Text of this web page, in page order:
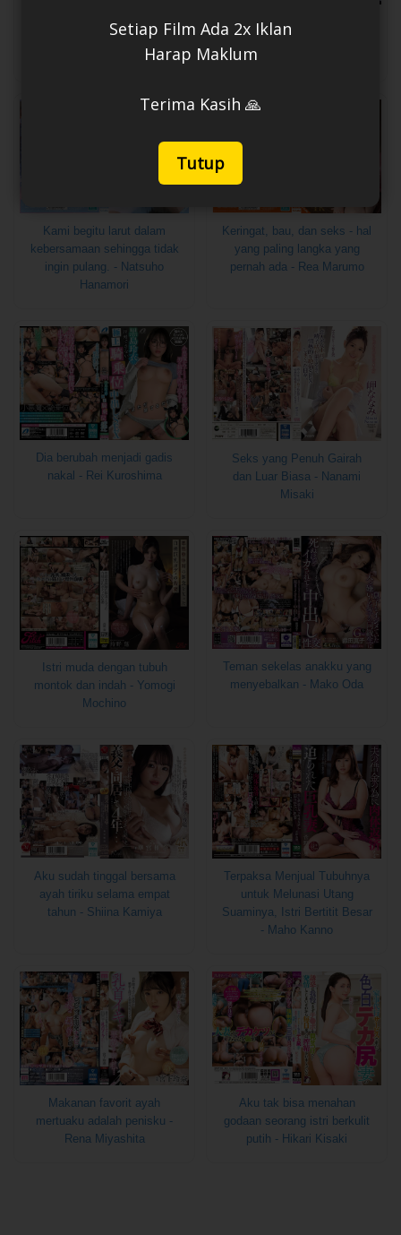
Kebutuhan Seksual Pasien
yang Dirawat di Rumah Sakit
Mantan Pacar Istriku yang
Kami begitu larut dalam
kebersamaan sehingga tidak
ingin pulang. - Natsuho
Hanamori
Keringat, bau, dan seks - hal
yang paling langka yang
pernah ada - Rea Marumo
Dia berubah menjadi gadis
nakal - Rei Kuroshima
Seks yang Penuh Gairah
dan Luar Biasa - Nanami
Misaki
Istri muda dengan tubuh
montok dan indah - Yomogi
Mochino
Teman sekelas anakku yang
menyebalkan - Mako Oda
Aku sudah tinggal bersama
ayah tiriku selama empat
tahun - Shiina Kamiya
Terpaksa Menjual Tubuhnya
untuk Melunasi Utang
Suaminya, Istri Bertitit Besar
- Maho Kanno
Makanan favorit ayah
mertuaku adalah penisku -
Rena Miyashita
Aku tak bisa menahan
godaan seorang istri berkulit
putih - Hikari Kisaki
Setiap Film Ada 2x Iklan
Harap Maklum
Terima Kasih 🙏
Tutup